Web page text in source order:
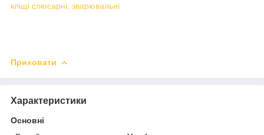
кліщі слюсарні, зварювальні
Приховати
Характеристики
Основні